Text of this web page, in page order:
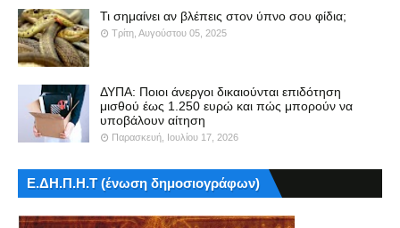
Τι σημαίνει αν βλέπεις στον ύπνο σου φίδια;
Τρίτη, Αυγούστου 05, 2025
ΔΥΠΑ: Ποιοι άνεργοι δικαιούνται επιδότηση
μισθού έως 1.250 ευρώ και πώς μπορούν να
υποβάλουν αίτηση
Παρασκευή, Ιουλίου 17, 2026
Ε.ΔΗ.Π.Η.Τ (ένωση δημοσιογράφων)